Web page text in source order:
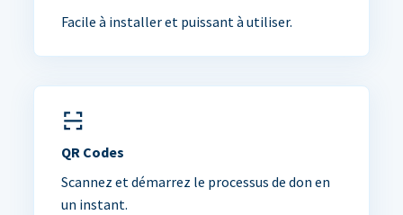
Facile à installer et puissant à utiliser.
QR Codes
Scannez et démarrez le processus de don en
un instant.